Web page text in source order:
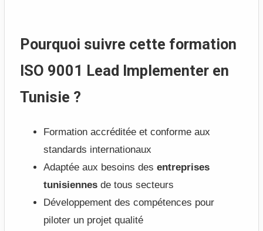
Pourquoi suivre cette formation
ISO 9001 Lead Implementer en
Tunisie ?
Formation accréditée et conforme aux
standards internationaux
Adaptée aux besoins des entreprises
tunisiennesde tous secteurs
Développement des compétences pour
piloter un projet qualité